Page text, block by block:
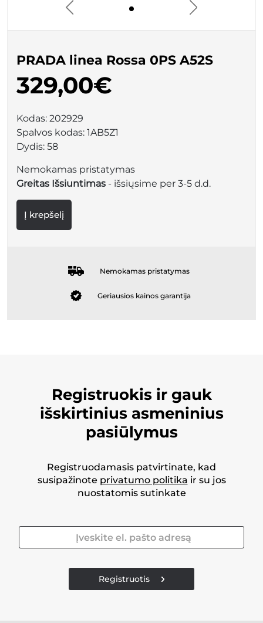
PRADA linea Rossa 0PS A52S
329,00€
Kodas: 202929
Spalvos kodas: 1AB5Z1
Dydis: 58
Nemokamas pristatymas
Greitas Išsiuntimas - išsiųsime per 3-5 d.d.
Į krepšelį
Nemokamas pristatymas
Geriausios kainos garantija
Registruokis ir gauk
išskirtinius asmeninius
pasiūlymus
Registruodamasis patvirtinate, kad
susipažinote privatumo politika ir su jos
nuostatomis sutinkate
Registruotis